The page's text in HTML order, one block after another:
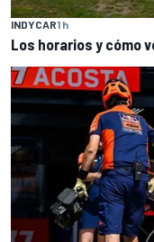
INDYCAR1 h
Los horarios y cómo